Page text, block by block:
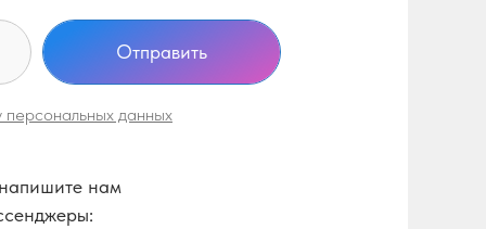
данных
Отправить
нам